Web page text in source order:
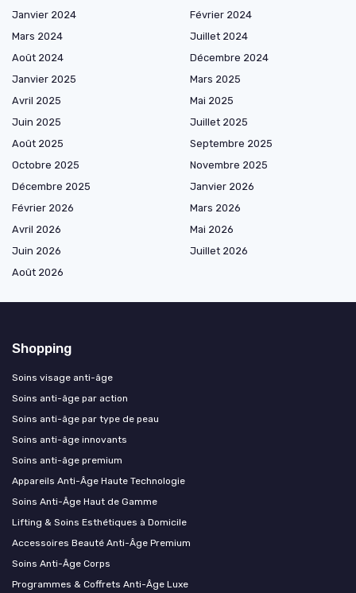
Janvier 2024
Février 2024
Mars 2024
Juillet 2024
Août 2024
Décembre 2024
Janvier 2025
Mars 2025
Avril 2025
Mai 2025
Juin 2025
Juillet 2025
Août 2025
Septembre 2025
Octobre 2025
Novembre 2025
Décembre 2025
Janvier 2026
Février 2026
Mars 2026
Avril 2026
Mai 2026
Juin 2026
Juillet 2026
Août 2026
Shopping
Soins visage anti-âge
Soins anti-âge par action
Soins anti-âge par type de peau
Soins anti-âge innovants
Soins anti-âge premium
Appareils Anti-Âge Haute Technologie
Soins Anti-Âge Haut de Gamme
Lifting & Soins Esthétiques à Domicile
Accessoires Beauté Anti-Âge Premium
Soins Anti-Âge Corps
Programmes & Coffrets Anti-Âge Luxe